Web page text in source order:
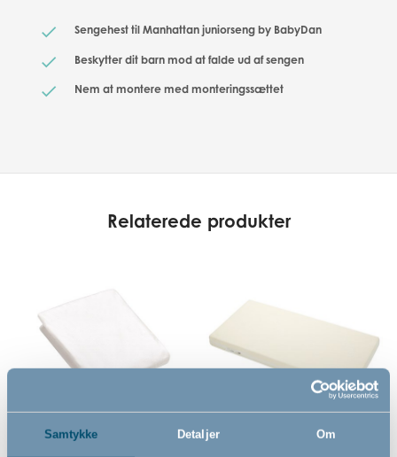
Samtykke Detaljer Om
Sengehest til Manhattan juniorseng by BabyDan
Beskytter dit barn mod at falde ud af sengen
Nem at montere med monteringssættet
Relaterede produkter
Vandtæt stræklagen til
Airlux Helsemadras til